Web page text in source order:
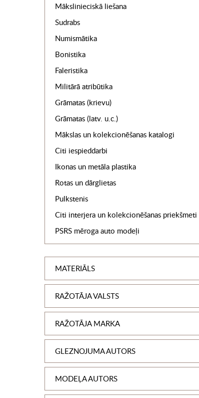
Mākslinieciskā liešana
Sudrabs
Numismātika
Bonistika
Faleristika
Militārā atribūtika
Grāmatas (krievu)
Grāmatas (latv. u.c.)
Mākslas un kolekcionēšanas katalogi
Citi iespieddarbi
Ikonas un metāla plastika
Rotas un dārglietas
Pulkstenis
Citi interjera un kolekcionēšanas priekšmeti
PSRS mēroga auto modeļi
MATERIĀLS
RAŽOTĀJA VALSTS
RAŽOTĀJA MARKA
GLEZNOJUMA AUTORS
MODEĻA AUTORS